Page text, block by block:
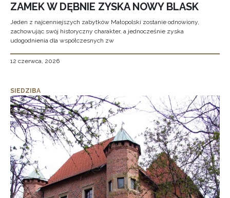
ZAMEK W DĘBNIE ZYSKA NOWY BLASK
Jeden z najcenniejszych zabytków Małopolski zostanie odnowiony,
zachowując swój historyczny charakter, a jednocześnie zyska
udogodnienia dla współczesnych zw
12 czerwca, 2026
SIEDZIBA